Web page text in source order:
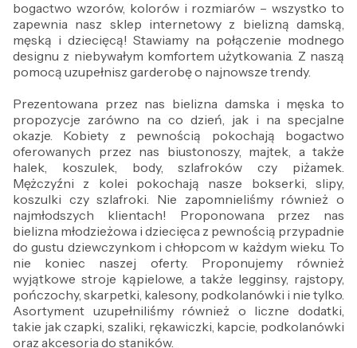
bogactwo wzorów, kolorów i rozmiarów – wszystko to
zapewnia nasz sklep internetowy z bielizną damską,
męską i dziecięcą! Stawiamy na połączenie modnego
designu z niebywałym komfortem użytkowania. Z naszą
pomocą uzupełnisz garderobę o najnowsze trendy.
Prezentowana przez nas bielizna damska i męska to
propozycje zarówno na co dzień, jak i na specjalne
okazje. Kobiety z pewnością pokochają bogactwo
oferowanych przez nas biustonoszy, majtek, a także
halek, koszulek, body, szlafroków czy piżamek.
Mężczyźni z kolei pokochają nasze bokserki, slipy,
koszulki czy szlafroki. Nie zapomnieliśmy również o
najmłodszych klientach! Proponowana przez nas
bielizna młodzieżowa i dziecięca z pewnością przypadnie
do gustu dziewczynkom i chłopcom w każdym wieku. To
nie koniec naszej oferty. Proponujemy również
wyjątkowe stroje kąpielowe, a także legginsy, rajstopy,
pończochy, skarpetki, kalesony, podkolanówki i nie tylko.
Asortyment uzupełniliśmy również o liczne dodatki,
takie jak czapki, szaliki, rękawiczki, kapcie, podkolanówki
oraz akcesoria do staników.